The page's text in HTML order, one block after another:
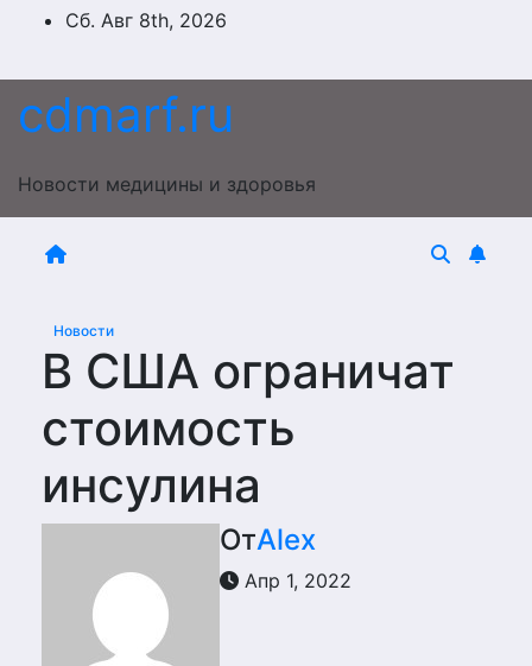
ПерейтиСб. Авг 8th, 2026
cdmarf.ru
Новости медицины и здоровья
Новости
В США ограничат
стоимость
инсулина
ОтAlex
Апр 1, 2022